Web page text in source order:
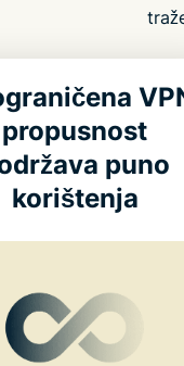
propusnost
puno
korištenja